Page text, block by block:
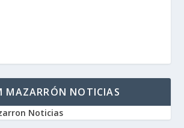
MAZARRÓN NOTICIAS